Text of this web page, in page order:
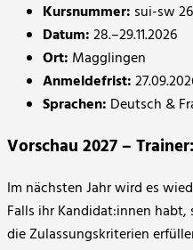
Kursnummer: sui-sw
Datum:28.–29.11.2026
Ort: Magglingen
Anmeldefrist:
Sprachen: Deutsch &
Vorschau 2027 –
Im nächsten Jahr wird es
Falls ihr Kandidat:innen
die Zulassungskriterien